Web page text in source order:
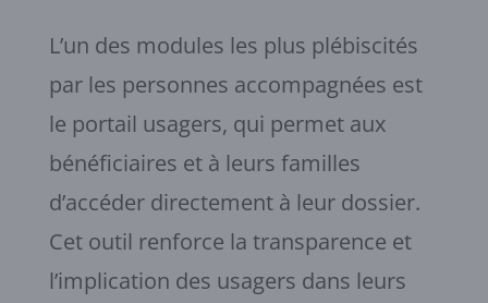
L’un des modules les plus plébiscités
par les personnes accompagnées est
le portail usagers, qui permet aux
bénéficiaires et à leurs familles
d’accéder directement à leur dossier.
Cet outil renforce la transparence et
l’implication des usagers dans leurs